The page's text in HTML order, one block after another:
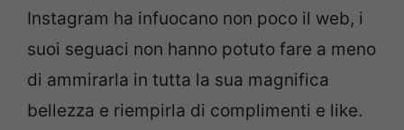
Instagram ha infuocano non poco il web, i
suoi seguaci non hanno potuto fare a meno
di ammirarla in tutta la sua magnifica
bellezza e riempirla di complimenti e like.